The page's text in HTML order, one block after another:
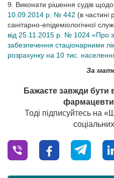
9. Виконати рішення судів
10.09.2014 р. № 442 (в частині
санітарно-епідеміологічної
від 25.11.2015 р. № 1024 «Про
забезпечення стаціонарними
розрахунку на 10 тис.
За
Бажаєте завжди бути
Тоді підписуйтесь на